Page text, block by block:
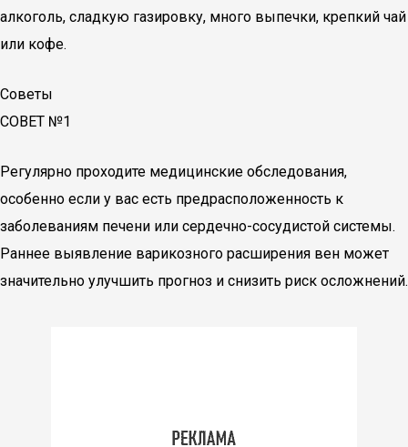
алкоголь, сладкую газировку, много выпечки, крепкий чай
или кофе.
Советы
СОВЕТ №1
Регулярно проходите медицинские обследования,
особенно если у вас есть предрасположенность к
заболеваниям печени или сердечно-сосудистой системы.
Раннее выявление варикозного расширения вен может
значительно улучшить прогноз и снизить риск осложнений.